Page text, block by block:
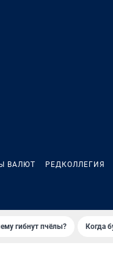
ВАЛЮТ РЕДКОЛЛЕГИЯ
гибнут пчёлы? Когда